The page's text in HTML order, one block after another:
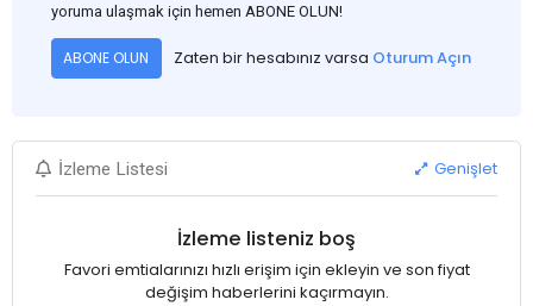
yoruma ulaşmak için hemen ABONE OLUN!
ABONE OLUN Zaten bir hesabınız varsa Oturum Açın
İzleme Listesi Genişlet
İzleme listeniz boş
Favori emtialarınızı hızlı erişim için ekleyin ve son fiyat
değişim haberlerini kaçırmayın.